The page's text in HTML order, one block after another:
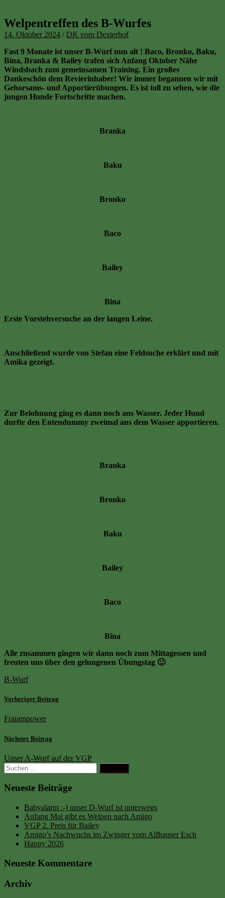
Welpentreffen des B-Wurfes
14. Oktober 2024 /DK vom Dexterhof
Fast 9 Monate ist unser B-Wurf nun alt ! Baco, Bronko, Baku,
Bina, Branka & Bailey trafen sich Anfang Oktober Nähe
Windsbach zum gemeinsamen Training. Ein großes
Dankeschön dem Revierinhaber! Wie immer begannen wir mit
Gehorsams- und Apportierübungen. Es ist toll zu sehen, wie die
jungen Hunde Fortschritte machen.
Branka
Baku
Bronko
Baco
Bailey
Bina
Erste Vorstehversuche an der langen Leine.
Anschließend wurde von Stefan eine Feldsuche erklärt und mit
Amika gezeigt.
Zur Belohnung ging es dann noch ans Wasser. Jeder Hund
durfte den Entendummy zweimal aus dem Wasser apportieren.
Branka
Bronko
Baku
Bailey
Baco
Bina
Alle zusammen gingen wir dann noch zum Mittagessen und
freuten uns über den gelungenen Übungstag 🙂
B-Wurf
Vorheriger Beitrag
Frauenpower
Nächster Beitrag
Unser A-Wurf auf der VGP
Suchen
nach:
Neueste Beiträge
Babyalarm :-) unser D-Wurf ist unterwegs
Anfang Mai gibt es Welpen nach Amigo
VGP 2. Preis für Bailey
Amigo’s Nachwuchs im Zwinger vom Alfhauser Esch
Happy 2026
Neueste Kommentare
Archiv